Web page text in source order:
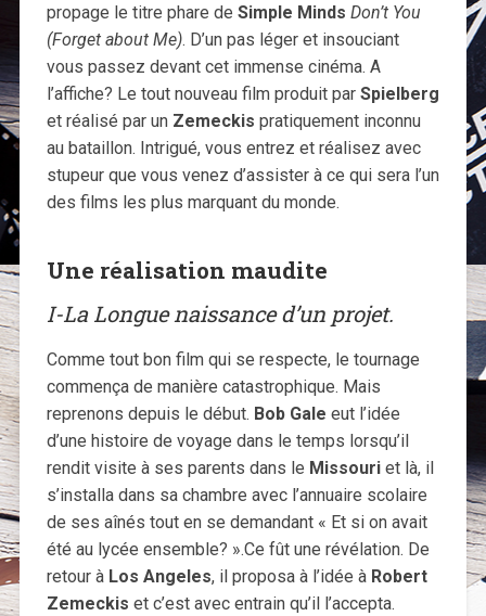
propage le titre phare de Simple Minds Don’t You
(Forget about Me). D’un pas léger et insouciant
vous passez devant cet immense cinéma. A
l’affiche? Le tout nouveau film produit parSpielberg
et réalisé par un Zemeckis pratiquement inconnu
au bataillon. Intrigué, vous entrez et réalisez avec
stupeur que vous venez d’assister à ce qui sera l’un
des films les plus marquant du monde.
Une réalisation maudite
I-La Longue naissance d’un projet.
Comme tout bon film qui se respecte, le tournage
commença de manière catastrophique. Mais
reprenons depuis le début. Bob Gale eut l’idée
d’une histoire de voyage dans le temps lorsqu’il
rendit visite à ses parents dans le Missouriet là, il
s’installa dans sa chambre avec l’annuaire scolaire
de ses aînés tout en se demandant « Et si on avait
été au lycée ensemble? ».Ce fût une révélation. De
retour àLos Angeles, il proposa à l’idée à Robert
Zemeckis et c’est avec entrain qu’il l’accepta.